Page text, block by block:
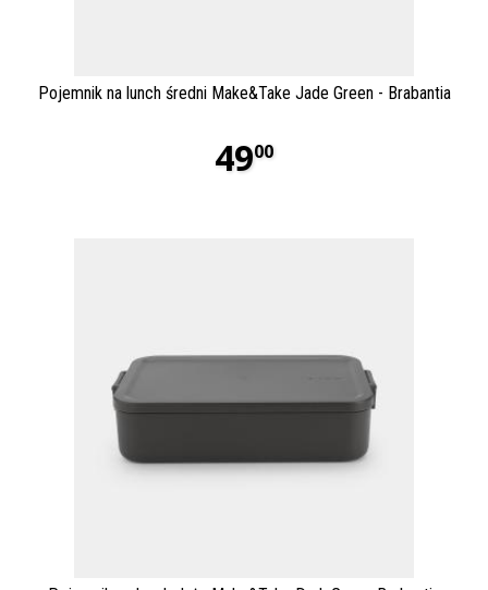
Pojemnik na lunch średni Make&Take Jade Green - Brabantia
4900